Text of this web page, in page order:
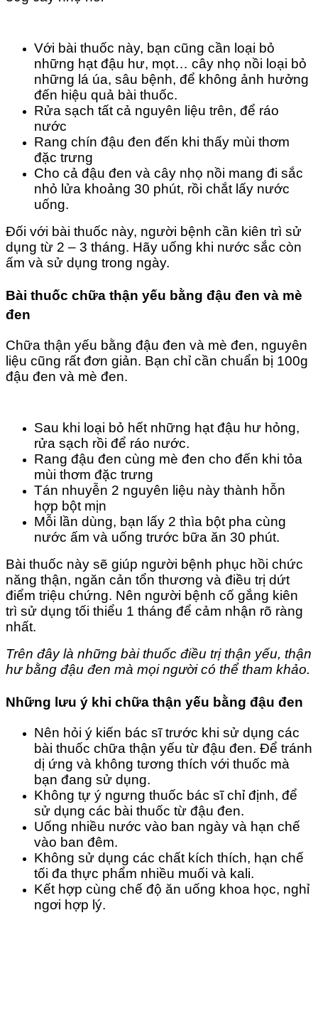
Với bài thuốc này, bạn cũng cần loại bỏ
những hạt đậu hư, mọt… cây nhọ nồi loại bỏ
những lá úa, sâu bệnh, để không ảnh hưởng
đến hiệu quả bài thuốc.
Rửa sạch tất cả nguyên liệu trên, để ráo
nước
Rang chín đậu đen đến khi thấy mùi thơm
đặc trưng
Cho cả đậu đen và cây nhọ nồi mang đi sắc
nhỏ lửa khoảng 30 phút, rồi chắt lấy nước
uống.
Đối với bài thuốc này, người bệnh cần kiên trì sử
dụng từ 2 – 3 tháng. Hãy uống khi nước sắc còn
ấm và sử dụng trong ngày.
Bài thuốc chữa thận yếu bằng đậu đen và mè
đen
Chữa thận yếu bằng đậu đen và mè đen, nguyên
liệu cũng rất đơn giản. Bạn chỉ cần chuẩn bị 100g
đậu đen và mè đen.
Sau khi loại bỏ hết những hạt đậu hư hỏng,
rửa sạch rồi để ráo nước.
Rang đậu đen cùng mè đen cho đến khi tỏa
mùi thơm đặc trưng
Tán nhuyễn 2 nguyên liệu này thành hỗn
hợp bột mịn
Mỗi lần dùng, bạn lấy 2 thìa bột pha cùng
nước ấm và uống trước bữa ăn 30 phút.
Bài thuốc này sẽ giúp người bệnh phục hồi chức
năng thận, ngăn cản tổn thương và điều trị dứt
điểm triệu chứng. Nên người bệnh cố gắng kiên
trì sử dụng tối thiểu 1 tháng để cảm nhận rõ ràng
nhất.
Trên đây là những bài thuốc điều trị thận yếu, thận
hư bằng đậu đen mà mọi người có thể tham khảo.
Những lưu ý khi chữa thận yếu bằng đậu đen
Nên hỏi ý kiến bác sĩ trước khi sử dụng các
bài thuốc chữa thận yếu từ đậu đen. Để tránh
dị ứng và không tương thích với thuốc mà
bạn đang sử dụng.
Không tự ý ngưng thuốc bác sĩ chỉ định, để
sử dụng các bài thuốc từ đậu đen.
Uống nhiều nước vào ban ngày và hạn chế
vào ban đêm.
Không sử dụng các chất kích thích, hạn chế
tối đa thực phẩm nhiều muối và kali.
Kết hợp cùng chế độ ăn uống khoa học, nghỉ
ngơi hợp lý.